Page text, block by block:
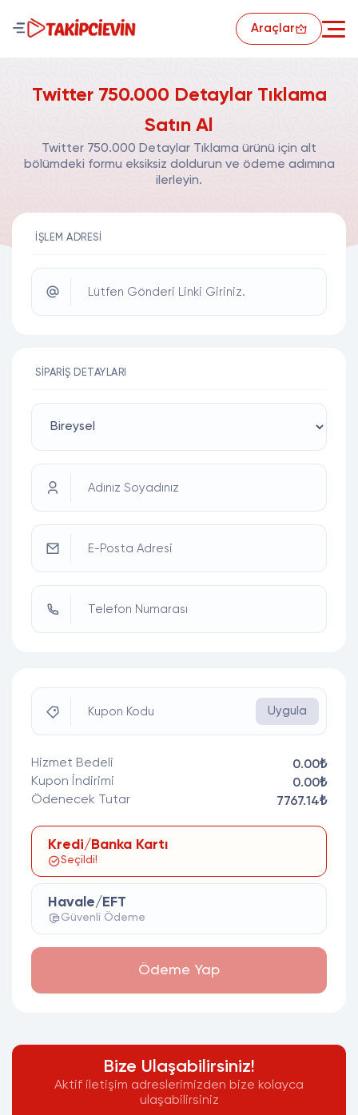
Araçlar
Twitter 750.000 Detaylar Tıklama
Satın Al
Twitter 750.000 Detaylar Tıklama ürünü için alt
bölümdeki formu eksiksiz doldurun ve ödeme adımına
ilerleyin.
İŞLEM ADRESI
Lütfen Gönderi Linki Giriniz.
SIPARIŞ DETAYLARI
Adınız Soyadınız
E-Posta Adresi
Telefon Numarası
Kupon Kodu Uygula
Hizmet Bedeli
0.00₺
Kupon İndirimi
0.00₺
Ödenecek Tutar
7767.14₺
Kredi/Banka Kartı
Seçildi!
Havale/EFT
Güvenli Ödeme
Ödeme Yap
Bize Ulaşabilirsiniz!
Aktif iletişim adreslerimizden bize kolayca
ulaşabilirsiniz